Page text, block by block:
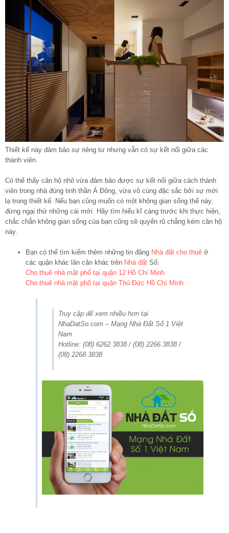
Thiết kế này đảm bảo sự riêng tư nhưng vẫn có sự kết nối giữa các
thành viên.
Có thể thấy căn hộ nhỏ vừa đảm bảo được sự kết nối giữa cách thành
viên trong nhà đúng tinh thần Á Đông, vừa vô cùng đặc sắc bởi sự mới
lạ trong thiết kế. Nếu bạn cũng muốn có một không gian sống thế này,
đừng ngại thử những cái mới. Hãy tìm hiểu kĩ càng trước khi thực hiện,
chắc chắn không gian sống của bạn cũng sẽ quyến rũ chẳng kém căn hộ
này.
Bạn có thể tìm kiếm thêm những tin đăng Nhà đất cho thuê ở
các quận khác lân cận khác trên Nhà đất Số:
Cho thuê nhà mặt phố tại quận 12 Hồ Chí Minh
Cho thuê nhà mặt phố tại quận Thủ Đức Hồ Chí Minh
Truy cập để xem nhiều hơn tại
NhaDatSo.com – Mạng Nhà Đất Số 1 Việt
Nam
Hotline: (08) 6262.3838 / (08) 2266.3838 /
(08) 2268.3838